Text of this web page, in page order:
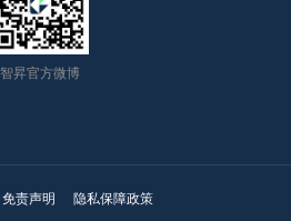
智昇官方微博
免责声明 隐私保障政策